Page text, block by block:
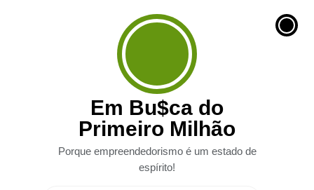
Em Bu$ca do
Primeiro Milhão
Porque empreendedorismo é um estado de
espírito!